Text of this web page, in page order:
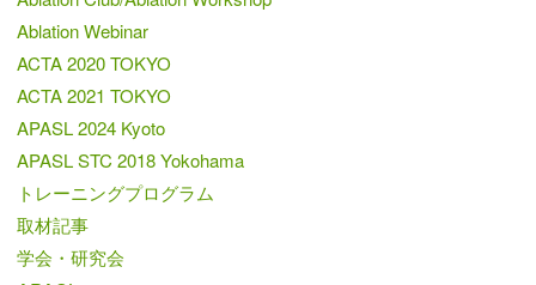
Ablation Webinar
ACTA 2020 TOKYO
ACTA 2021 TOKYO
APASL 2024 Kyoto
APASL STC 2018 Yokohama
トレーニングプログラム
取材記事
学会・研究会